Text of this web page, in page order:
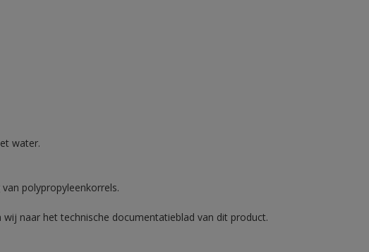
water.
polypropyleenkorrels.
naar het technische documentatieblad van dit product.